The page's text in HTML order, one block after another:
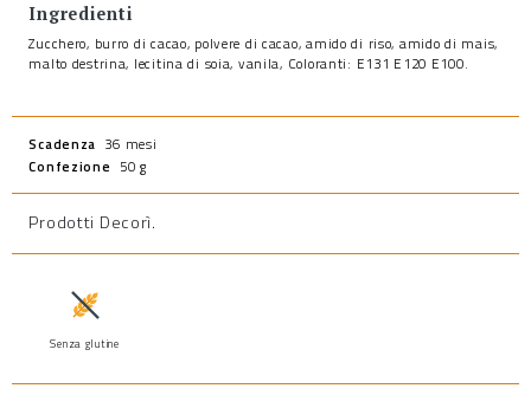
Ingredienti
Zucchero, burro di cacao, polvere di cacao, amido di riso, amido di mais,
malto destrina, lecitina di soia, vanila, Coloranti: E131 E120 E100.
Scadenza 36 mesi
Confezione 50 g
Prodotti Decorì.
Senza glutine